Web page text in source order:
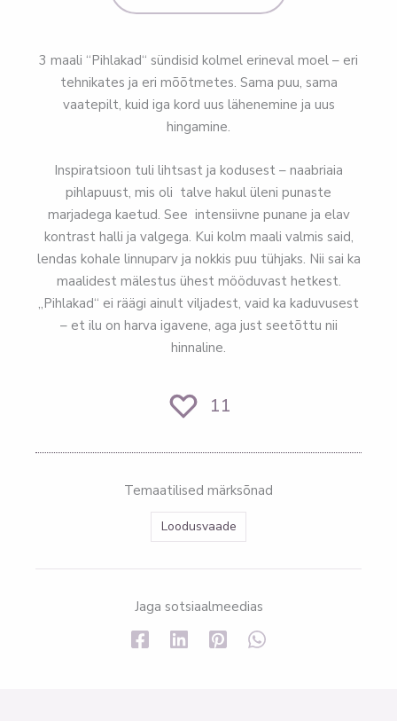
3 maali “Pihlakad“ sündisid kolmel erineval moel – eri
tehnikates ja eri mõõtmetes. Sama puu, sama
vaatepilt, kuid iga kord uus lähenemine ja uus
hingamine.
Inspiratsioon tuli lihtsast ja kodusest – naabriaia
pihlapuust, mis oli talve hakul üleni punaste
marjadega kaetud. See intensiivne punane ja elav
kontrast halli ja valgega. Kui kolm maali valmis said,
lendas kohale linnuparv ja nokkis puu tühjaks. Nii sai ka
maalidest mälestus ühest mööduvast hetkest.
„Pihlakad“ ei räägi ainult viljadest, vaid ka kaduvusest
– et ilu on harva igavene, aga just seetõttu nii
hinnaline.
11
Temaatilised märksõnad
Loodusvaade
Jaga sotsiaalmeedias